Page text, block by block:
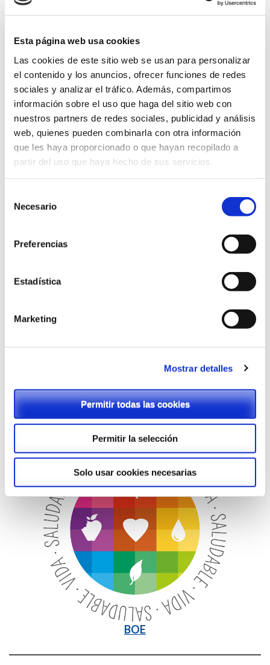
Esta página web usa cookies
Las cookies de este sitio web se usan para personalizar
el contenido y los anuncios, ofrecer funciones de redes
sociales y analizar el tráfico. Además, compartimos
información sobre el uso que haga del sitio web con
nuestros partners de redes sociales, publicidad y análisis
web, quienes pueden combinarla con otra información
que les haya proporcionado o que hayan recopilado a
partir del uso que haya hecho de sus servicios.
Necesario
Preferencias
Estadística
Marketing
Mostrar detalles
Permitir todas las cookies
Permitir la selección
Solo usar cookies necesarias
BOE